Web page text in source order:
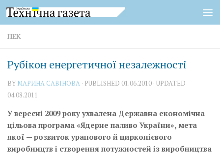
Skip to content
ПЕК
Рубікон енергетичної незалежності
BY МАРИНА САВІНОВА · PUBLISHED 01.06.2010 · UPDATED
04.08.2011
У вересні 2009 року ухвалена Державна економічна
цільова програма «Ядерне паливо України», мета
якої — розвиток уранового й цирконієвого
виробництв і створення потужностей із виробництва